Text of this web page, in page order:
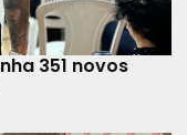
351 novos